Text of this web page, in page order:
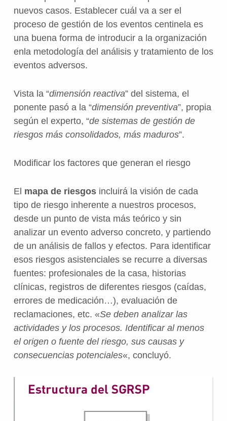
nuevos casos. Establecer cuál va a ser el
proceso de gestión de los eventos centinela es
una buena forma de introducir a la organización
enla metodología del análisis y tratamiento de los
eventos adversos.
Vista la “dimensión reactiva” del sistema, el
ponente pasó a la “dimensión preventiva”, propia
según el experto, “de sistemas de gestión de
riesgos más consolidados, más maduros”.
Modificar los factores que generan el riesgo
El mapa de riesgosincluirá la visión de cada
tipo de riesgo inherente a nuestros procesos,
desde un punto de vista más teórico y sin
analizar un evento adverso concreto, y partiendo
de un análisis de fallos y efectos. Para identificar
esos riesgos asistenciales se recurre a diversas
fuentes: profesionales de la casa, historias
clínicas, registros de diferentes riesgos (caídas,
errores de medicación…), evaluación de
reclamaciones, etc. «Se deben analizar las
actividades y los procesos. Identificar al menos
el origen o fuente del riesgo, sus causas y
consecuencias potenciales«, concluyó.